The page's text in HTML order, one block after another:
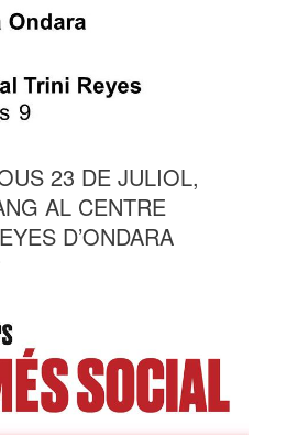
23 DE JULIOL,
AL CENTRE
D’ONDARA